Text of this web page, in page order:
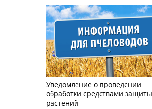
Уведомление о проведении
обработки средствами защиты
растений